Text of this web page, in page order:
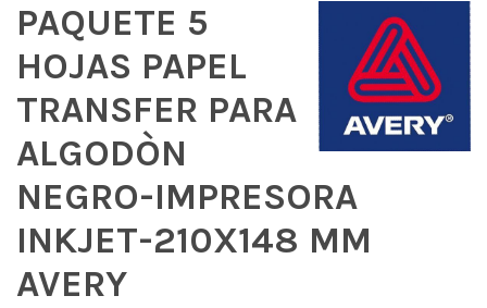
PAQUETE 5
HOJAS PAPEL
TRANSFER PARA
ALGODÒN
NEGRO-IMPRESORA
INKJET-210X148 MM
AVERY